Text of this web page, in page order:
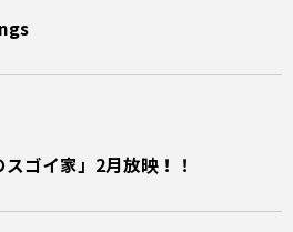
ゴイ家」2月放映！！